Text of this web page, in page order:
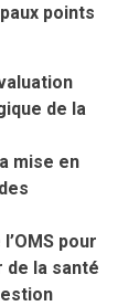
points
de la
mise en
pour
de la santé